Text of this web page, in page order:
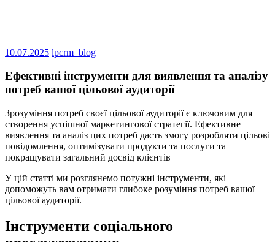
10.07.2025 lpcrm_blog
Ефективні інструменти для виявлення та аналізу
потреб вашої цільової аудиторії
Зрозуміння потреб своєї цільової аудиторії є ключовим для
створення успішної маркетингової стратегії. Ефективне
виявлення та аналіз цих потреб дасть змогу розробляти цільові
повідомлення, оптимізувати продукти та послуги та
покращувати загальний досвід клієнтів
У цій статті ми розглянемо потужні інструменти, які
допоможуть вам отримати глибоке розуміння потреб вашої
цільової аудиторії.
Інструменти соціального